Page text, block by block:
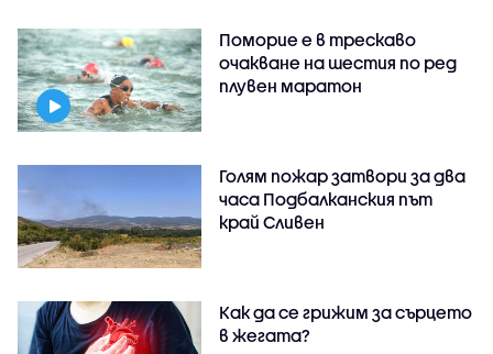
Поморие е в трескаво
очакване на шестия по ред
плувен маратон
Голям пожар затвори за два
часа Подбалканския път
край Сливен
Как да се грижим за сърцето
в жегата?